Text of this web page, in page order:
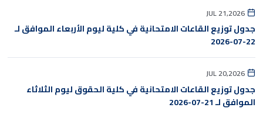
JUL 21,2026
جدول توزيع القاعات الامتحانية في كلية ليوم الأربعاء الموافق لـ
22-07-2026
JUL 20,2026
جدول توزيع القاعات الامتحانية في كلية الحقوق ليوم الثلاثاء
الموافق لـ 21-07-2026